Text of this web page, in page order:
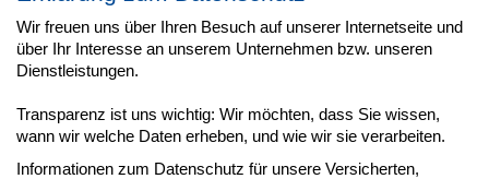
Wir freuen uns über Ihren Besuch auf unserer Internetseite und
über Ihr Interesse an unserem Unternehmen bzw. unseren
Dienstleistungen.
Transparenz ist uns wichtig: Wir möchten, dass Sie wissen,
wann wir welche Daten erheben, und wie wir sie verarbeiten.
Informationen zum Datenschutz für unsere Versicherten,